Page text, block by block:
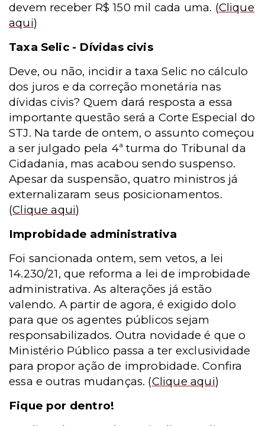
devem receber R$ 150 mil cada uma. (Clique
aqui)
Taxa Selic - Dívidas civis
Deve, ou não, incidir a taxa Selic no cálculo
dos juros e da correção monetária nas
dívidas civis? Quem dará resposta a essa
importante questão será a Corte Especial do
STJ. Na tarde de ontem, o assunto começou
a ser julgado pela 4ª turma do Tribunal da
Cidadania, mas acabou sendo suspenso.
Apesar da suspensão, quatro ministros já
externalizaram seus posicionamentos.
(Clique aqui)
Improbidade administrativa
Foi sancionada ontem, sem vetos, a lei
14.230/21, que reforma a lei de improbidade
administrativa. As alterações já estão
valendo. A partir de agora, é exigido dolo
para que os agentes públicos sejam
responsabilizados. Outra novidade é que o
Ministério Público passa a ter exclusividade
para propor ação de improbidade. Confira
essa e outras mudanças. (Clique aqui)
Fique por dentro!